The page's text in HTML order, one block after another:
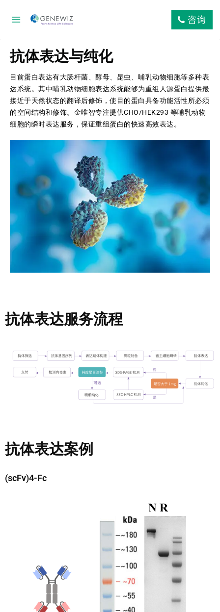
咨询
抗体表达与纯化
目前蛋白表达有大肠杆菌、酵母、昆虫、哺乳动物细胞等多种表
达系统。其中哺乳动物细胞表达系统能够为重组人源蛋白提供最
接近于天然状态的翻译后修饰，使目的蛋白具备功能活性所必须
的空间结构和修饰。金唯智专注提供CHO/HEK293 等哺乳动物
细胞的瞬时表达服务，保证重组蛋白的快速高效表达。
抗体表达服务流程
抗体表达案例
(scFv)4-Fc